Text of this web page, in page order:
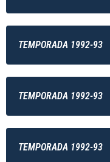
TEMPORADA 1992-93
TEMPORADA 1992-93
TEMPORADA 1992-93